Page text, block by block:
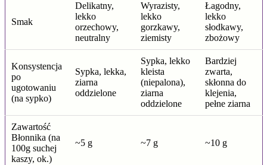
Smak
Delikatny,
lekko
orzechowy,
neutralny
Wyrazisty,
lekko
gorzkawy,
ziemisty
Łagodny,
lekko
słodkawy,
zbożowy
Konsystencja
po
ugotowaniu
(na sypko)
Sypka, lekka,
ziarna
oddzielone
Sypka, lekko
kleista
(niepalona),
ziarna
oddzielone
Bardziej
zwarta,
skłonna do
klejenia,
pełne ziarna
Zawartość
Błonnika (na
100g suchej
kaszy, ok.)
~5 g ~7 g ~10 g